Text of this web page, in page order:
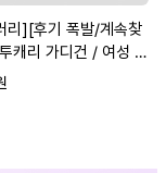
리][후기 폭발/계속찾
캐리 가디건 / 여성 브
TCD005